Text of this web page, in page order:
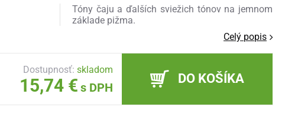
Tóny čaju a ďalších sviežich tónov na jemnom
základe pižma.
Celý popis
Dostupnosť: skladom
15,74 € s DPH
DO KOŠÍKA